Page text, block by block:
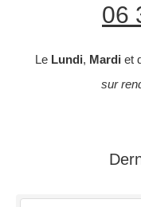
06
Le Lundi, Mardi et
sur